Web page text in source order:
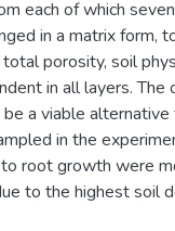
each of which
in a matrix form,
porosity, soil
in all layers. The
a viable
in the
root growth were
to the highest soil